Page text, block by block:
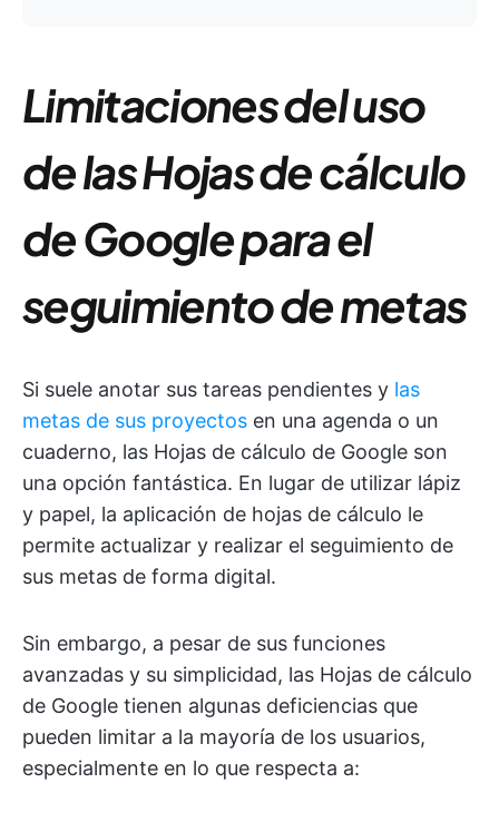
Limitaciones del uso
de las Hojas de cálculo
de Google para el
seguimiento de metas
Si suele anotar sus tareas pendientes y las
metas de sus proyectos en una agenda o un
cuaderno, las Hojas de cálculo de Google son
una opción fantástica. En lugar de utilizar lápiz
y papel, la aplicación de hojas de cálculo le
permite actualizar y realizar el seguimiento de
sus metas de forma digital.
Sin embargo, a pesar de sus funciones
avanzadas y su simplicidad, las Hojas de cálculo
de Google tienen algunas deficiencias que
pueden limitar a la mayoría de los usuarios,
especialmente en lo que respecta a: